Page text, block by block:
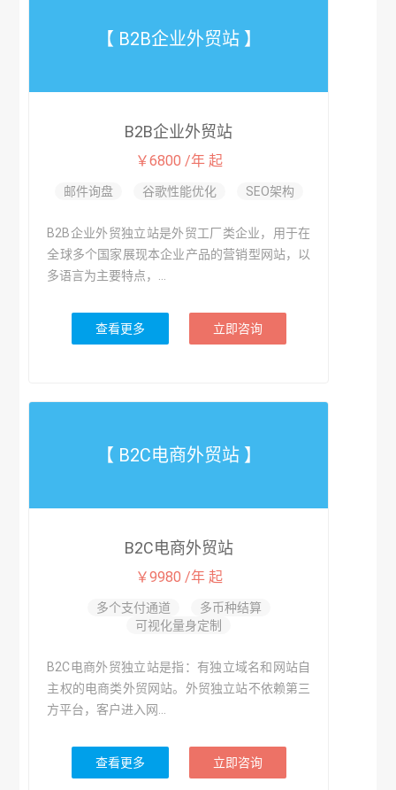
【 B2B企业外贸站 】
B2B企业外贸站
￥6800 /年 起
邮件询盘 谷歌性能优化 SEO架构
B2B企业外贸独立站是外贸工厂类企业，用于在
全球多个国家展现本企业产品的营销型网站，以
多语言为主要特点，...
查看更多 立即咨询
【 B2C电商外贸站 】
B2C电商外贸站
￥9980 /年 起
多个支付通道
多币种结算
可视化量身定制
B2C电商外贸独立站是指：有独立域名和网站自
主权的电商类外贸网站。外贸独立站不依赖第三
方平台，客户进入网...
查看更多 立即咨询